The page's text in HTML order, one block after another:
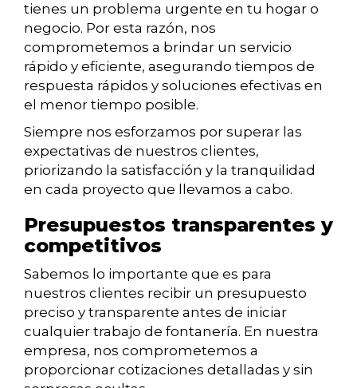
tienes un problema urgente en tu hogar o
negocio. Por esta razón, nos
comprometemos a brindar un servicio
rápido y eficiente, asegurando tiempos de
respuesta rápidos y soluciones efectivas en
el menor tiempo posible.
Siempre nos esforzamos por superar las
expectativas de nuestros clientes,
priorizando la satisfacción y la tranquilidad
en cada proyecto que llevamos a cabo.
Presupuestos transparentes y
competitivos
Sabemos lo importante que es para
nuestros clientes recibir un presupuesto
preciso y transparente antes de iniciar
cualquier trabajo de fontanería. En nuestra
empresa, nos comprometemos a
proporcionar cotizaciones detalladas y sin